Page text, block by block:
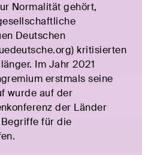
Normalität gehört,
Deutschen
kritisierten
Im Jahr 2021
erstmals seine
wurde auf der
der Länder
für die